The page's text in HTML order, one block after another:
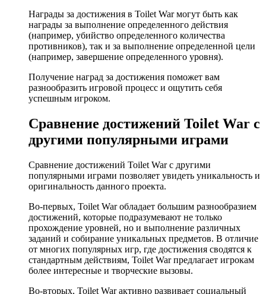
Награды за достижения в Toilet War могут быть как
награды за выполнение определенного действия
(например, убийство определенного количества
противников), так и за выполнение определенной цели
(например, завершение определенного уровня).
Получение наград за достижения поможет вам
разнообразить игровой процесс и ощутить себя
успешным игроком.
Сравнение достижений Toilet War с
другими популярными играми
Сравнение достижений Toilet War с другими
популярными играми позволяет увидеть уникальность и
оригинальность данного проекта.
Во-первых, Toilet War обладает большим разнообразием
достижений, которые подразумевают не только
прохождение уровней, но и выполнение различных
заданий и собирание уникальных предметов. В отличие
от многих популярных игр, где достижения сводятся к
стандартным действиям, Toilet War предлагает игрокам
более интересные и творческие вызовы.
Во-вторых, Toilet War активно развивает социальный